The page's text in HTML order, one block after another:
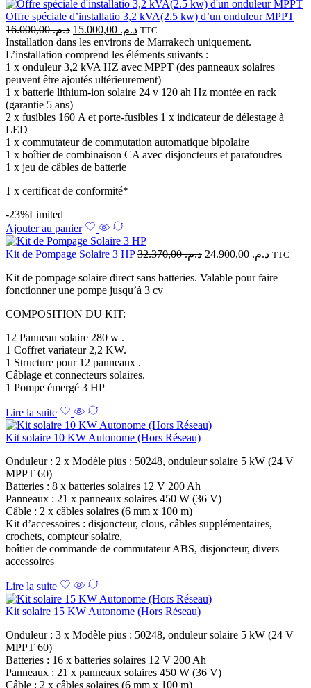
Offre spéciale d’installatio 3,2 kVA(2.5 kw) d’un onduleur MPPT
د.م.16.000,00 د.م. TTC
Installation dans les environs de Marrakech uniquement.
L’installation comprend les éléments suivants :
1 x onduleur 3,2 kVA HZ avec MPPT (des panneaux solaires
peuvent être ajoutés ultérieurement)
1 x batterie lithium-ion solaire 24 v 120 ah Hz montée en rack
(garantie 5 ans)
2 x fusibles 160 A et porte-fusibles 1 x indicateur de délestage à
LED
1 x commutateur de commutation automatique bipolaire
1 x boîtier de combinaison CA avec disjoncteurs et parafoudres
1 x jeu de câbles de batterie
1 x certificat de conformité*
-23%Limited
Ajouter au panier
Kit de Pompage Solaire 3 HP د.م.32.370,00 د.م. TTC
Kit de pompage solaire direct sans batteries. Valable pour faire
fonctionner une pompe jusqu’à 3 cv
COMPOSITION DU KIT:
12 Panneau solaire 280 w .
1 Coffret variateur 2,2 KW.
1 Structure pour 12 panneaux .
Câblage et connecteurs solaires.
1 Pompe émergé 3 HP
Lire la suite
Kit solaire 10 KW Autonome (Hors Réseau)
Onduleur : 2 x Modèle pius : 50248, onduleur solaire 5 kW (24 V
MPPT 60)
Batteries : 8 x batteries solaires 12 V 200 Ah
Panneaux : 21 x panneaux solaires 450 W (36 V)
Câble : 2 x câbles solaires (6 mm x 100 m)
Kit d’accessoires : disjoncteur, clous, câbles supplémentaires,
crochets, compteur solaire,
boîtier de commande de commutateur ABS, disjoncteur, divers
accessoires
Lire la suite
Kit solaire 15 KW Autonome (Hors Réseau)
Onduleur : 3 x Modèle pius : 50248, onduleur solaire 5 kW (24 V
MPPT 60)
Batteries : 16 x batteries solaires 12 V 200 Ah
Panneaux : 21 x panneaux solaires 450 W (36 V)
Câble : 2 x câbles solaires (6 mm x 100 m)